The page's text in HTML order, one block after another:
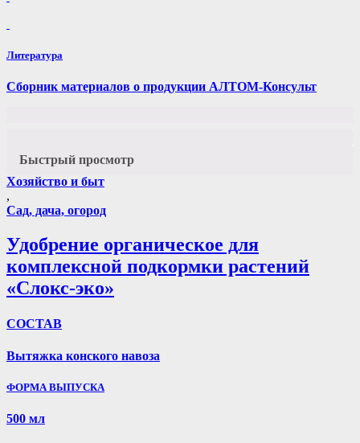
Литература
Сборник материалов о продукции АЛТОМ-Консульт
Быстрый просмотр
Хозяйство и быт
,
Сад, дача, огород
Удобрение органическое для
комплексной подкормки растений
«Слокс-эко»
СОСТАВ
Вытяжка конского навоза
ФОРМА ВЫПУСКА
500 мл